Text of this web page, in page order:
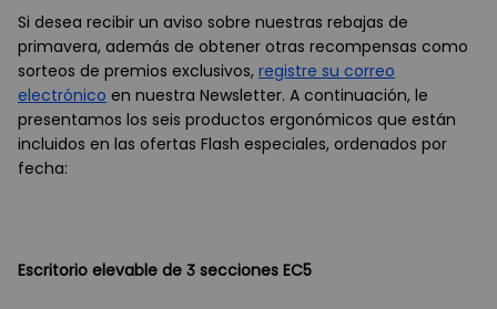
Si desea recibir un aviso sobre nuestras rebajas de
primavera, además de obtener otras recompensas como
sorteos de premios exclusivos, registre su correo
electrónico en nuestra Newsletter. A continuación, le
presentamos los seis productos ergonómicos que están
incluidos en las ofertas Flash especiales, ordenados por
fecha:
Escritorio elevable de 3 secciones EC5